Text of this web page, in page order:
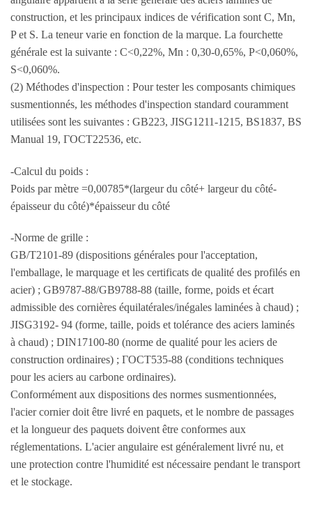
construction, et les principaux indices de vérification sont C, Mn,
P et S. La teneur varie en fonction de la marque. La fourchette
générale est la suivante : C<0,22%, Mn : 0,30-0,65%, P<0,060%,
S<0,060%.
(2) Méthodes d'inspection : Pour tester les composants chimiques
susmentionnés, les méthodes d'inspection standard couramment
utilisées sont les suivantes : GB223, JISG1211-1215, BS1837, BS
Manual 19, ГОСТ22536, etc.
-Calcul du poids :
Poids par mètre =0,00785*(largeur du côté+ largeur du côté-
épaisseur du côté)*épaisseur du côté
-Norme de grille :
GB/T2101-89 (dispositions générales pour l'acceptation,
l'emballage, le marquage et les certificats de qualité des profilés en
acier) ; GB9787-88/GB9788-88 (taille, forme, poids et écart
admissible des cornières équilatérales/inégales laminées à chaud) ;
JISG3192- 94 (forme, taille, poids et tolérance des aciers laminés
à chaud) ; DIN17100-80 (norme de qualité pour les aciers de
construction ordinaires) ; ГОСТ535-88 (conditions techniques
pour les aciers au carbone ordinaires).
Conformément aux dispositions des normes susmentionnées,
l'acier cornier doit être livré en paquets, et le nombre de passages
et la longueur des paquets doivent être conformes aux
réglementations. L'acier angulaire est généralement livré nu, et
une protection contre l'humidité est nécessaire pendant le transport
et le stockage.